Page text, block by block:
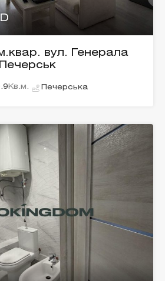
вул. Генерала
Кв.м. Печерська